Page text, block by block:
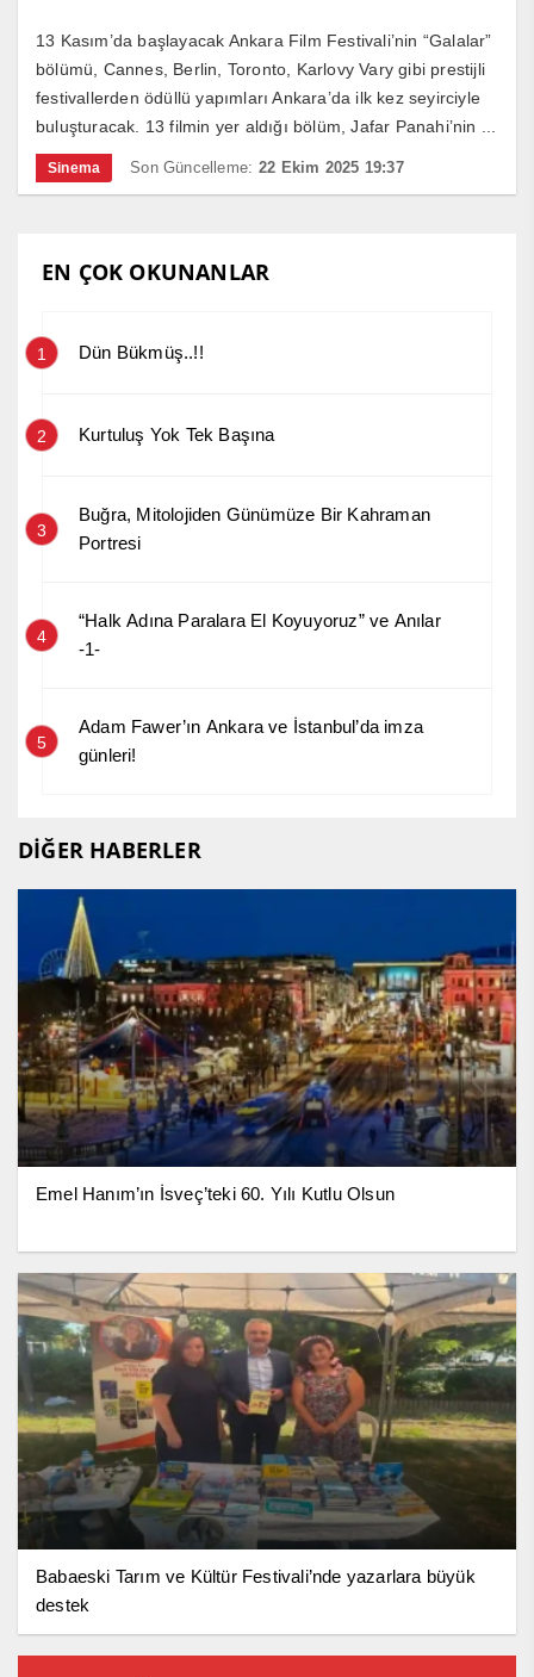
13 Kasım’da başlayacak Ankara Film Festivali’nin “Galalar”
bölümü, Cannes, Berlin, Toronto, Karlovy Vary gibi prestijli
festivallerden ödüllü yapımları Ankara’da ilk kez seyirciyle
buluşturacak. 13 filmin yer aldığı bölüm, Jafar Panahi’nin ...
Sinema Son Güncelleme: 22 Ekim 2025 19:37
EN ÇOK OKUNANLAR
1 Dün Bükmüş..!!
2 Kurtuluş Yok Tek Başına
3
Buğra, Mitolojiden Günümüze Bir Kahraman
Portresi
4
“Halk Adına Paralara El Koyuyoruz” ve Anılar
-1-
5
Adam Fawer’ın Ankara ve İstanbul’da imza
günleri!
DİĞER HABERLER
Emel Hanım’ın İsveç’teki 60. Yılı Kutlu Olsun
Babaeski Tarım ve Kültür Festivali’nde yazarlara büyük
destek